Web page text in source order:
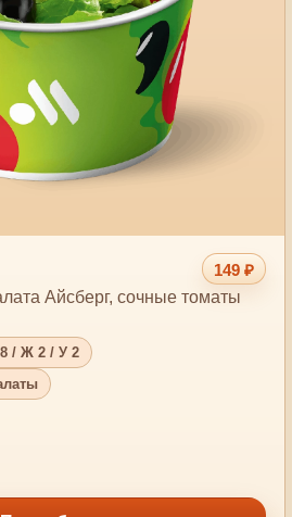
149 ₽
Айсберг, сочные томаты
/ Ж 2 / У 2